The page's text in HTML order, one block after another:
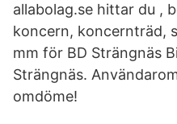
allabolag.se hittar du ,
koncern, koncernträd,
mm för BD Strängnäs
Strängnäs.
omdöme!